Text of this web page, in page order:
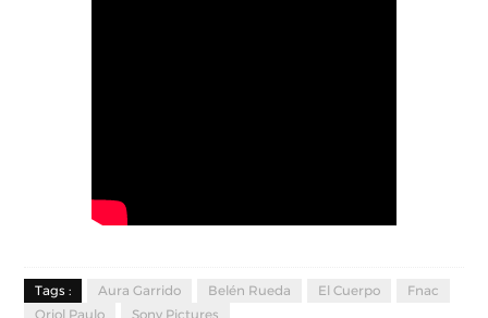
Tags : Aura Garrido Belén Rueda El Cuerpo
Fnac
Oriol Paulo
Sony Pictures